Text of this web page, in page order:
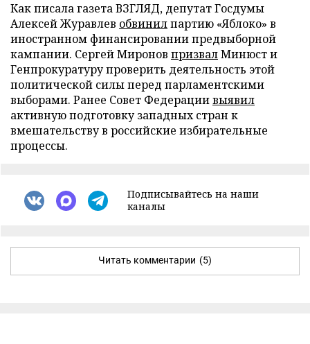
Как писала газета ВЗГЛЯД, депутат Госдумы
Алексей Журавлев обвинилпартию «Яблоко» в
иностранном финансировании предвыборной
кампании. Сергей Миронов призвалМинюст и
Генпрокуратуру проверить деятельность этой
политической силы перед парламентскими
выборами. Ранее Совет Федерациивыявил
активную подготовку западных стран к
вмешательству в российские избирательные
процессы.
Подписывайтесь на наши
каналы
Читать комментарии (5)